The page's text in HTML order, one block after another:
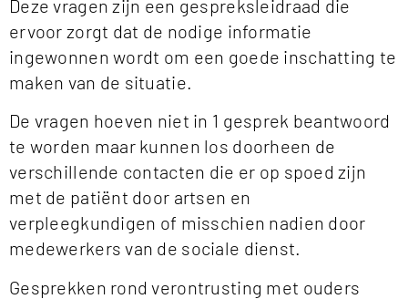
Deze vragen zijn een gespreksleidraad die
ervoor zorgt dat de nodige informatie
ingewonnen wordt om een goede inschatting te
maken van de situatie.
De vragen hoeven niet in 1 gesprek beantwoord
te worden maar kunnen los doorheen de
verschillende contacten die er op spoed zijn
met de patiënt door artsen en
verpleegkundigen of misschien nadien door
medewerkers van de sociale dienst.
Gesprekken rond verontrusting met ouders